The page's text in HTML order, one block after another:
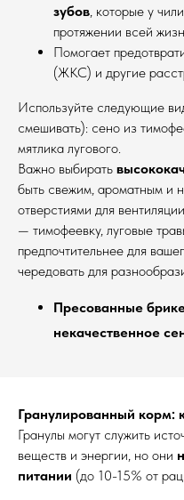
зубов, которые у
протяжении всей
Помогает
(ЖКС) и другие
Используйте следующие
смешивать): сено из
мятлика лугового.
Важно выбирать
быть свежим, ароматным и
отверстиями для
— тимофеевку, луговые
предпочтительнее для
чередовать для
Пресованные
некачественное
Гранулированный корм:
Гранулы могут служить
веществ и энергии, но они
питании (до 10-15% от